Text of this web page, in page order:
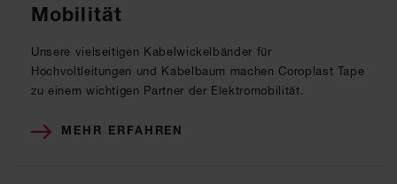
Mobilität
Unsere vielseitigen Kabelwickelbänder für
Hochvoltleitungen und Kabelbaum machen Coroplast Tape
zu einem wichtigen Partner der Elektromobilität.
MEHR ERFAHREN